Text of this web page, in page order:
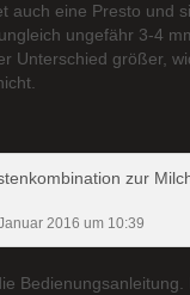
auch eine Presto und
ungefähr 3-4
Unterschied größer,
zur
2016 um 10:39
Bedienungsanleitung.